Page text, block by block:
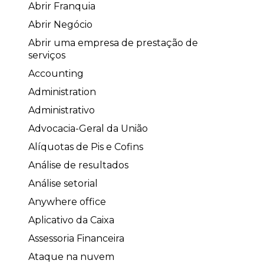
Abrir Franquia
Abrir Negócio
Abrir uma empresa de prestação de
serviços
Accounting
Administration
Administrativo
Advocacia-Geral da União
Alíquotas de Pis e Cofins
Análise de resultados
Análise setorial
Anywhere office
Aplicativo da Caixa
Assessoria Financeira
Ataque na nuvem